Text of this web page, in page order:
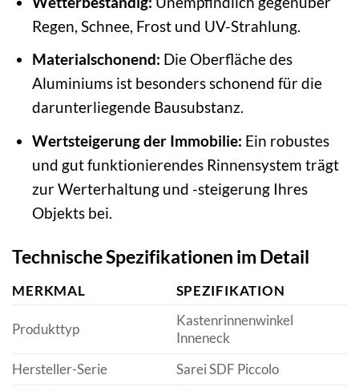
Regen, Schnee, Frost und UV-Strahlung.
Materialschonend: Die Oberfläche des
Aluminiums ist besonders schonend für die
darunterliegende Bausubstanz.
Wertsteigerung der Immobilie: Ein robustes
und gut funktionierendes Rinnensystem trägt
zur Werterhaltung und -steigerung Ihres
Objekts bei.
Technische Spezifikationen im Detail
MERKMAL SPEZIFIKATION
Produkttyp
Kastenrinnenwinkel
Inneneck
Hersteller-Serie
Sarei SDF Piccolo